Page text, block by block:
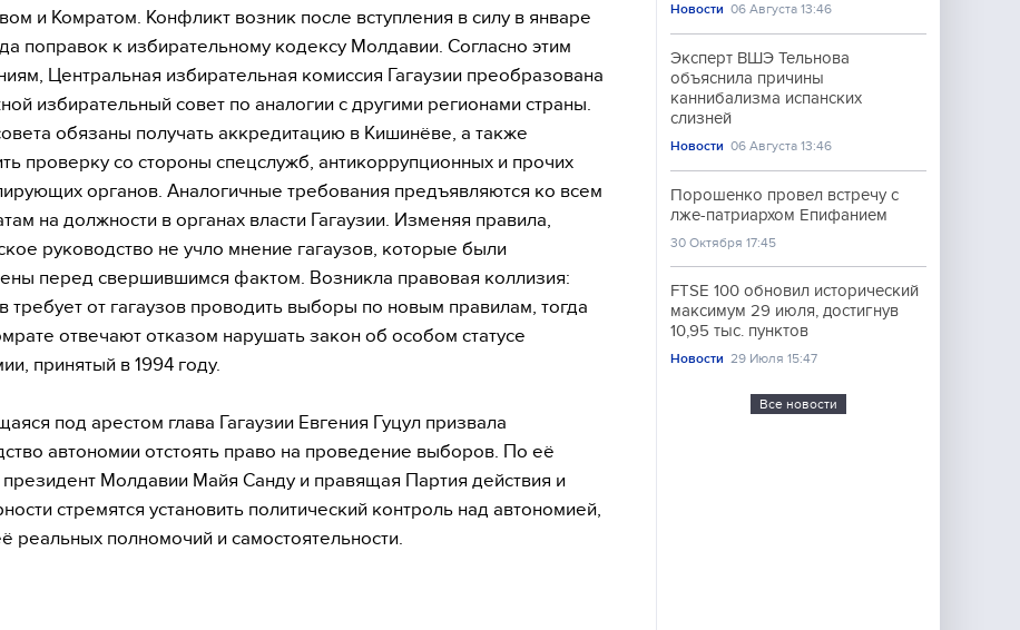
и Комратом. Конфликт возник после вступления в силу в январе
поправок к избирательному кодексу Молдавии. Согласно этим
Центральная избирательная комиссия Гагаузии преобразована
избирательный совет по аналогии с другими регионами страны.
обязаны получать аккредитацию в Кишинёве, а также
проверку со стороны спецслужб, антикоррупционных и прочих
органов. Аналогичные требования предъявляются ко всем
на должности в органах власти Гагаузии. Изменяя правила,
руководство не учло мнение гагаузов, которые были
перед свершившимся фактом. Возникла правовая коллизия:
требует от гагаузов проводить выборы по новым правилам, тогда
отвечают отказом нарушать закон об особом статусе
принятый в 1994 году.
под арестом глава Гагаузии Евгения Гуцул призвала
автономии отстоять право на проведение выборов. По её
Молдавии Майя Санду и правящая Партия действия и
стремятся установить политический контроль над автономией,
реальных полномочий и самостоятельности.
Новости 06 Августа 13:46
Эксперт ВШЭ Тельнова
объяснила причины
каннибализма испанских
слизней
Новости 06 Августа 13:46
Порошенко провел встречу с
лже-патриархом Епифанием
30 Октября 17:45
FTSE 100 обновил исторический
максимум 29 июля, достигнув
10,95 тыс. пунктов
Новости 29 Июля 15:47
Все новости